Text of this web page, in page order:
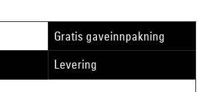
Gratis gaveinnpakning
Levering